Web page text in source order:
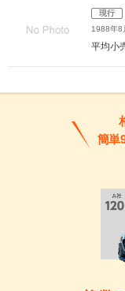
現行
1988年8
平均小
簡単